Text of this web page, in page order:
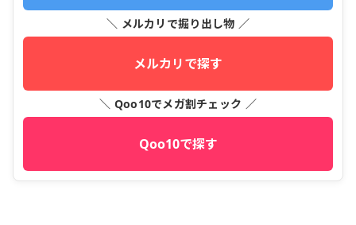
＼ メルカリで掘り出し物 ／
メルカリで探す
＼ Qoo10でメガ割チェック ／
Qoo10で探す